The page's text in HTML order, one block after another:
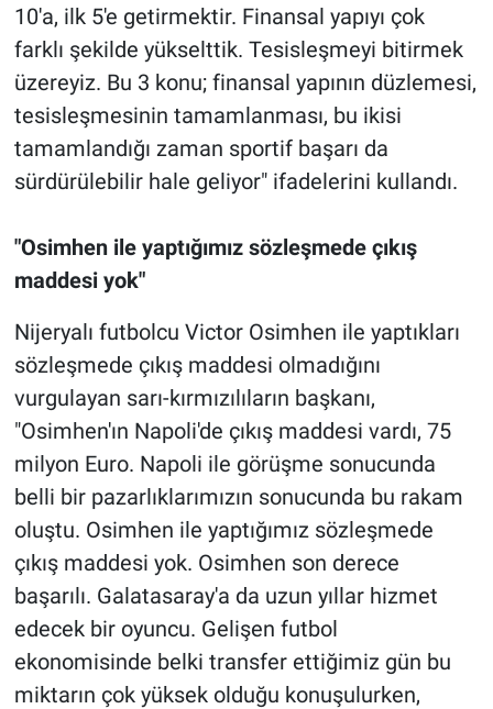
10'a, ilk 5'e getirmektir. Finansal yapıyı çok
farklı şekilde yükselttik. Tesisleşmeyi bitirmek
üzereyiz. Bu 3 konu; finansal yapının düzlemesi,
tesisleşmesinin tamamlanması, bu ikisi
tamamlandığı zaman sportif başarı da
sürdürülebilir hale geliyor" ifadelerini kullandı.
"Osimhen ile yaptığımız sözleşmede çıkış
maddesi yok"
Nijeryalı futbolcu Victor Osimhen ile yaptıkları
sözleşmede çıkış maddesi olmadığını
vurgulayan sarı-kırmızılıların başkanı,
"Osimhen'ın Napoli'de çıkış maddesi vardı, 75
milyon Euro. Napoli ile görüşme sonucunda
belli bir pazarlıklarımızın sonucunda bu rakam
oluştu. Osimhen ile yaptığımız sözleşmede
çıkış maddesi yok. Osimhen son derece
başarılı. Galatasaray'a da uzun yıllar hizmet
edecek bir oyuncu. Gelişen futbol
ekonomisinde belki transfer ettiğimiz gün bu
miktarın çok yüksek olduğu konuşulurken,